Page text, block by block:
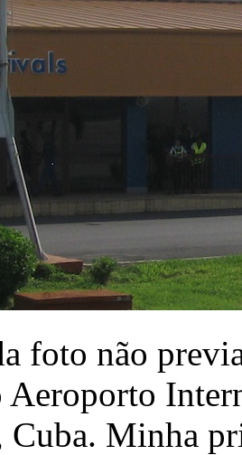
foto não
Aeroporto
Cuba. Minha